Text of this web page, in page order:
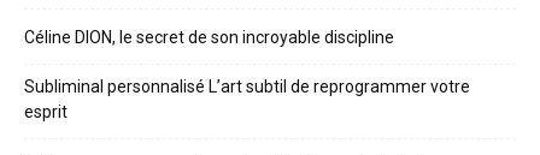
Céline DION, le secret de son incroyable discipline
Subliminal personnalisé L’art subtil de reprogrammer votre
esprit